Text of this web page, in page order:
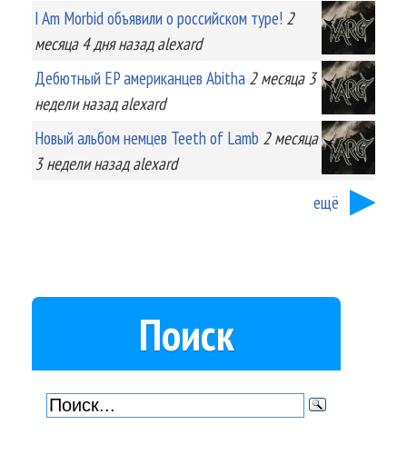
I Am Morbid объявили о российском туре! 2
месяца 4 дняназад alexard
Дебютный EP американцев Abitha 2 месяца 3
неделиназад alexard
Новый альбом немцев Teeth of Lamb 2 месяца
3 неделиназад alexard
ещё
Поиск